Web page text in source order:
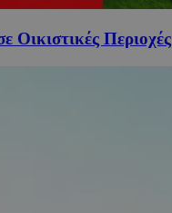
Οικιστικές Περιοχές